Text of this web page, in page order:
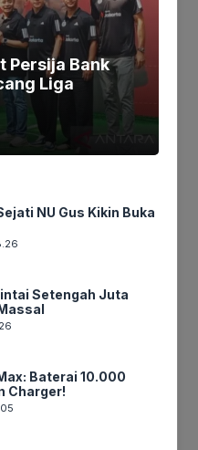
diedit baik
Laporkan!
Persija Bank
Liga
NU Gus Kikin Buka
Setengah Juta
Baterai 10.000
Charger!